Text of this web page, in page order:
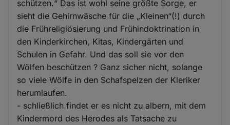
schützen.“ Das ist wohl seine größte Sorge, er
sieht die Gehirnwäsche für die „Kleinen“(!) durch
die Frühreligiösierung und Frühindoktrination in
den Kinderkirchen, Kitas, Kindergärten und
Schulen in Gefahr. Und das soll sie vor den
Wölfen beschützen ? Ganz sicher nicht, solange
so viele Wölfe in den Schafspelzen der Kleriker
herumlaufen.
- schließlich findet er es nicht zu albern, mit dem
Kindermord des Herodes als Tatsache zu